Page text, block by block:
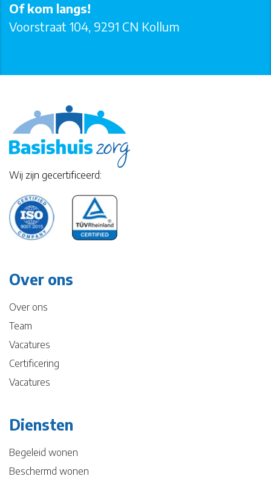
Of kom langs!
Voorstraat 104, 9291 CN Kollum
Wij zijn gecertificeerd:
Over ons
Over ons
Team
Vacatures
Certificering
Vacatures
Diensten
Begeleid wonen
Beschermd wonen